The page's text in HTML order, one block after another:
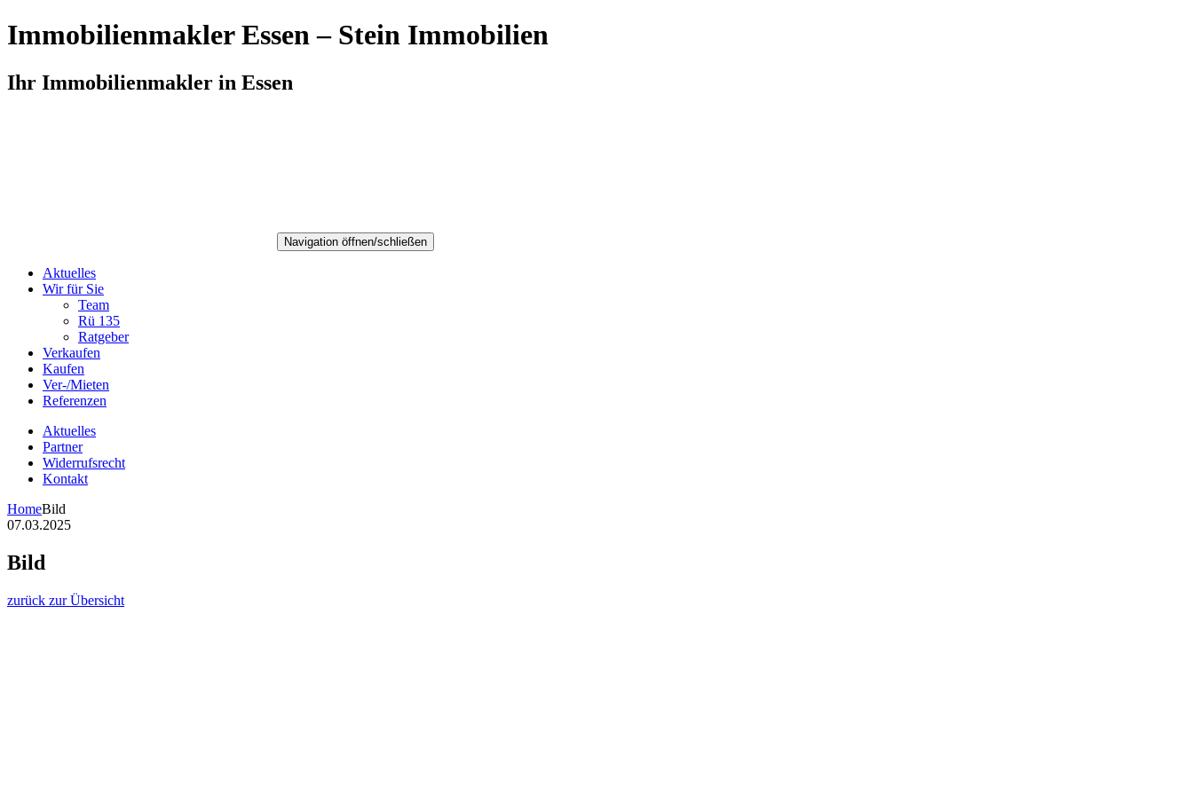
Skip
to
Immobilienmakler Essen – Stein Immobilien
Ihr Immobilienmakler in Essen
Navigation öffnen/schließen
Aktuelles
Wir für Sie
Team
Rü 135
Ratgeber
Verkaufen
Kaufen
Ver-/Mieten
Referenzen
Aktuelles
Partner
Widerrufsrecht
Kontakt
HomeBild
07.03.2025
Bild
zurück zur Übersicht